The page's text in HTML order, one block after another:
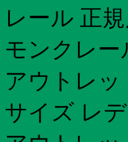
レール 正
モンクレー
アウトレ
サイズ レ